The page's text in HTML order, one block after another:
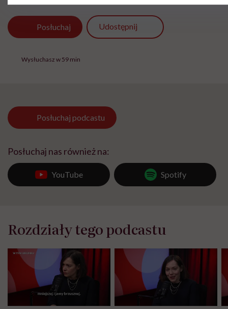
Posłuchaj Udostępnij
Wysłuchasz w 59 min
Posłuchaj podcastu
Posłuchaj nas również na:
YouTube Spotify
Rozdziały tego podcastu